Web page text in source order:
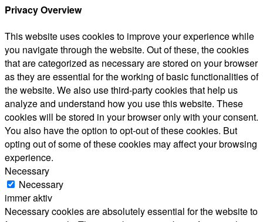
Privacy Overview
This website uses cookies to improve your experience while
you navigate through the website. Out of these, the cookies
that are categorized as necessary are stored on your browser
as they are essential for the working of basic functionalities of
the website. We also use third-party cookies that help us
analyze and understand how you use this website. These
cookies will be stored in your browser only with your consent.
You also have the option to opt-out of these cookies. But
opting out of some of these cookies may affect your browsing
experience.
Necessary
Necessary
immer aktiv
Necessary cookies are absolutely essential for the website to